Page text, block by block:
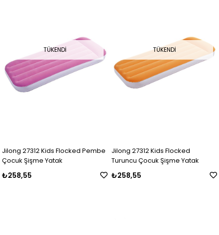
TÜKENDI
Jilong 27312 Kids Flocked Pembe
Çocuk Şişme Yatak
₺258,55
TÜKENDI
Jilong 27312 Kids Flocked
Turuncu Çocuk Şişme Yatak
₺258,55